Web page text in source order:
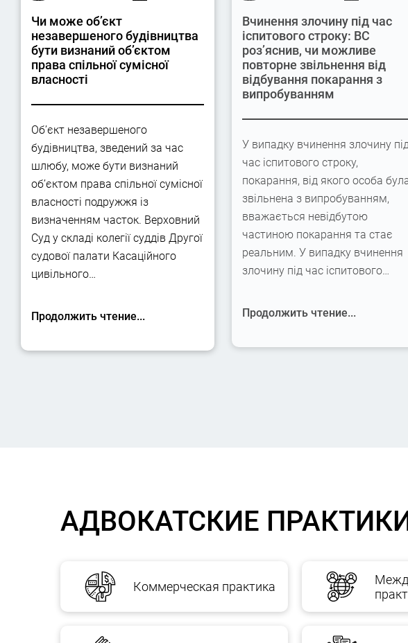
Чи може об’єкт
незавершеного будівництва
бути визнаний об’єктом
права спільної сумісної
власності
Об’єкт незавершеного
будівництва, зведений за час
шлюбу, може бути визнаний
об’єктом права спільної сумісної
власності подружжя із
визначенням часток. Верховний
Суд у складі колегії суддів Другої
судової палати Касаційного
цивільного…
Продолжить чтение...
Вчинення злочину під час
іспитового строку: ВС
роз’яснив, чи можливе
повторне звільнення від
відбування покарання з
випробуванням
У випадку вчинення злочину
час іспитового строку,
покарання, від якого особа
звільнена з випробуванням,
вважається невідбутою
частиною покарання та стає
реальним. У випадку вчинення
злочину під час іспитового…
Продолжить чтение...
АДВОКАТСКИЕ
Коммерческая практика